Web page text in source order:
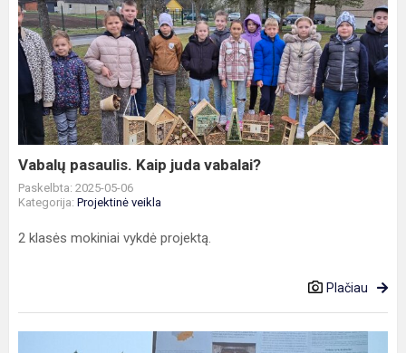
Vabalų
pasaulis.
Kaip
juda
vabalai?
Vabalų pasaulis. Kaip juda vabalai?
Paskelbta: 2025-05-06
Kategorija: Projektinė veikla
2 klasės mokiniai vykdė projektą.
Plačiau